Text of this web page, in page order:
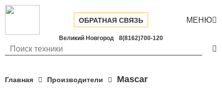
ОБРАТНАЯ СВЯЗЬ МЕНЮ
Великий Новгород 8(8162)700-120

Главная Производители Mascar